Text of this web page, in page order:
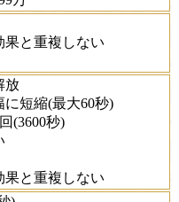
と重複しない
放
に短縮(最大60秒)
(3600秒)
と重複しない